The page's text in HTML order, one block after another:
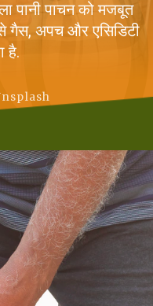
पानी पाचन को मजबूत
गैस, अपच और एसिडिटी
है.